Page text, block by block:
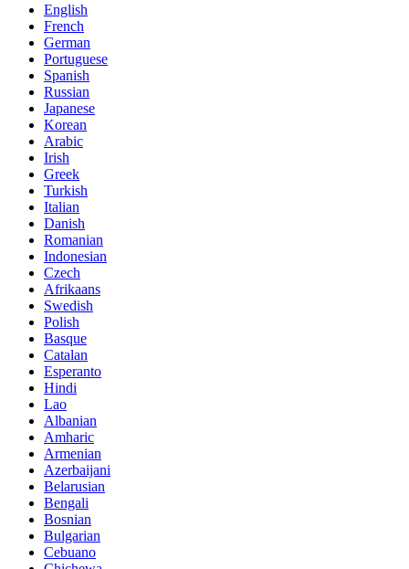
English
French
German
Portuguese
Spanish
Russian
Japanese
Korean
Arabic
Irish
Greek
Turkish
Italian
Danish
Romanian
Indonesian
Czech
Afrikaans
Swedish
Polish
Basque
Catalan
Esperanto
Hindi
Lao
Albanian
Amharic
Armenian
Azerbaijani
Belarusian
Bengali
Bosnian
Bulgarian
Cebuano